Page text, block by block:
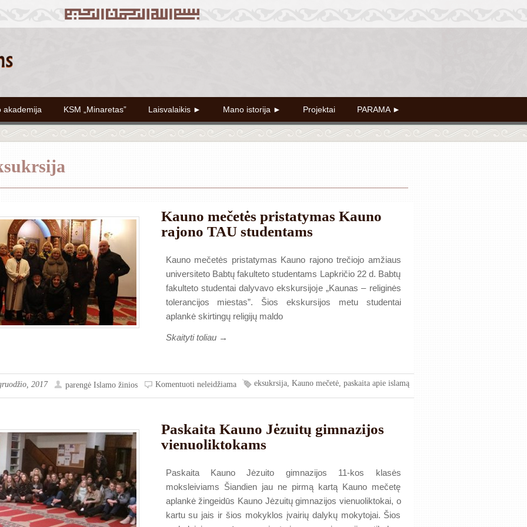
akademija KSM „Minaretas” Laisvalaikis ► Mano istorija ► Projektai PARAMA ►
Kauno mečetės pristatymas Kauno
rajono TAU studentams
Kauno mečetės pristatymas Kauno rajono trečiojo amžiaus
universiteto Babtų fakulteto studentams Lapkričio 22 d. Babtų
fakulteto studentai dalyvavo ekskursijoje „Kaunas – religinės
tolerancijos miestas”. Šios ekskursijos metu studentai
aplankė skirtingų religijų maldo
Skaityti toliau →
2017 parengė Islamo žinios Komentuoti neleidžiama eksukrsija, Kauno mečetė, paskaita apie islamą
Paskaita Kauno Jėzuitų gimnazijos
vienuoliktokams
Paskaita Kauno Jėzuito gimnazijos 11-kos klasės
moksleiviams Šiandien jau ne pirmą kartą Kauno mečetę
aplankė žingeidūs Kauno Jėzuitų gimnazijos vienuoliktokai, o
kartu su jais ir šios mokyklos įvairių dalykų mokytojai. Šios